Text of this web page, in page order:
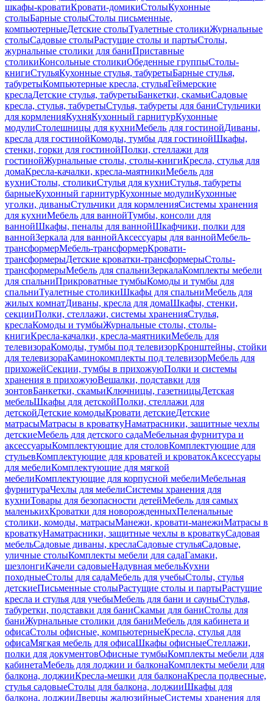
шкафы-кроватиКровати-домикиСтолыКухонные
столыБарные столыСтолы письменные,
компьютерныеДетские столыТуалетные столикиЖурнальные
столыСадовые столыРастущие столы и партыСтолы,
журнальные столики для баниПриставные
столикиКонсольные столикиОбеденные группыСтолы-
книгиСтульяКухонные стулья, табуретыБарные стулья,
табуретыКомпьютерные кресла, стульяГеймерские
креслаДетские стулья, табуретыБанкетки, скамьиСадовые
кресла, стулья, табуретыСтулья, табуреты для баниСтульчики
для кормленияКухняКухонный гарнитурКухонные
модулиСтолешницы для кухниМебель для гостинойДиваны,
кресла для гостинойКомоды, тумбы для гостинойШкафы,
стенки, горки для гостинойПолки, стеллажи для
гостинойЖурнальные столы, столы-книгиКресла, стулья для
домаКресла-качалки, кресла-маятникиМебель для
кухниСтолы, столикиСтулья для кухниСтулья, табуреты
барныеКухонный гарнитурКухонные модулиКухонные
уголки, диваныСтульчики для кормленияСистемы хранения
для кухниМебель для ваннойТумбы, консоли для
ваннойШкафы, пеналы для ваннойШкафчики, полки для
ваннойЗеркала для ваннойАксессуары для ваннойМебель-
трансформерМебель-трансформерКровати-
трансформерыДетские кроватки-трансформерыСтолы-
трансформерыМебель для спальниЗеркалаКомплекты мебели
для спальниПрикроватные тумбыКомоды и тумбы для
спальниТуалетные столикиШкафы для спальниМебель для
жилых комнатДиваны, кресла для домаШкафы, стенки,
секцииПолки, стеллажи, системы храненияСтулья,
креслаКомоды и тумбыЖурнальные столы, столы-
книгиКресла-качалки, кресла-маятникиМебель для
телевизораКомоды, тумбы под телевизорКронштейны, стойки
для телевизораКаминокомплекты под телевизорМебель для
прихожейСекции, тумбы в прихожуюПолки и системы
хранения в прихожуюВешалки, подставки для
зонтовБанкетки, скамьиКлючницы, газетницыДетская
мебельШкафы для детскойПолки, стеллажи для
детскойДетские комодыКровати детскиеДетские
матрасыМатрасы в кроваткуНаматрасники, защитные чехлы
детскиеМебель для детского садаМебельная фурнитура и
аксессуарыКомплектующие для столовКомплектующие для
стульевКомплектующие для кроватей и кроватокАксессуары
для мебелиКомплектующие для мягкой
мебелиКомплектующие для корпусной мебелиМебельная
фурнитураЧехлы для мебелиСистемы хранения для
кухниТовары для безопасности детейМебель для самых
маленькихКроватки для новорожденныхПеленальные
столики, комоды, матрасыМанежи, кровати-манежиМатрасы в
кроваткуНаматрасники, защитные чехлы в кроваткуСадовая
мебельСадовые диваны, креслаСадовые стульяСадовые,
уличные столыКомплекты мебели для садаГамаки,
шезлонгиКачели садовыеНадувная мебельКухни
походныеСтолы для садаМебель для учебыСтолы, стулья
детскиеПисьменные столыРастущие столы и партыРастущие
кресла и стулья для учебыМебель для бани и сауныСтулья,
табуретки, подставки для баниСкамьи для баниСтолы для
баниЖурнальные столики для баниМебель для кабинета и
офисаСтолы офисные, компьютерныеКресла, стулья для
офисаМягкая мебель для офисаШкафы офисныеСтеллажи,
полки для документовОфисные тумбыКомплекты мебели для
кабинетаМебель для лоджии и балконаКомплекты мебели для
балкона, лоджииКресла-мешки для балконаКресла подвесные,
стулья садовыеСтолы для балкона, лоджииШкафы для
балкона, лоджииДверцы жалюзийныеСистемы хранения для